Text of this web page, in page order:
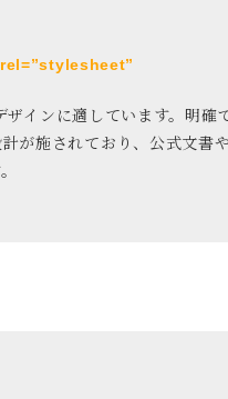
インに適しています。明確
が施されており、公式文書